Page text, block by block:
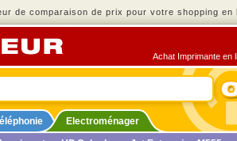
de comparaison de prix pour votre shopping en
Achat Imprimante en
Electroménager